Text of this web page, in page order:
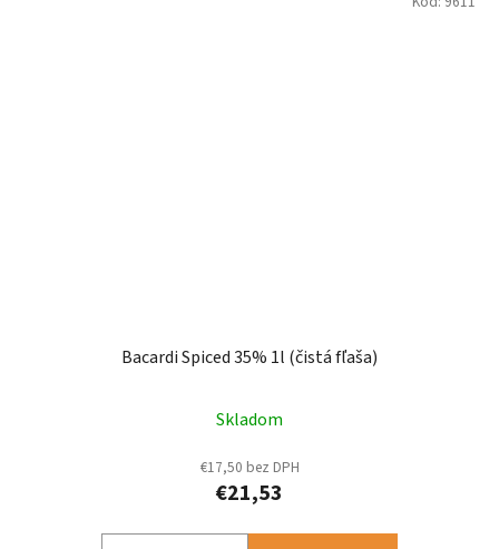
Bacardi Spiced 35% 1l (čistá fľaša)
Skladom
€17,50 bez DPH
€21,53